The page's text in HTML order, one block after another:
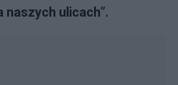
naszych ulicach”.